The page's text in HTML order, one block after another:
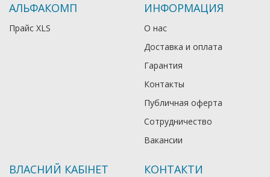
АЛЬФАКОМП
Прайс XLS
ИНФОРМАЦИЯ
О нас
Доставка и оплата
Гарантия
Контакты
Публичная оферта
Сотрудничество
Вакансии
ВЛАСНИЙ КАБІНЕТ КОНТАКТИ